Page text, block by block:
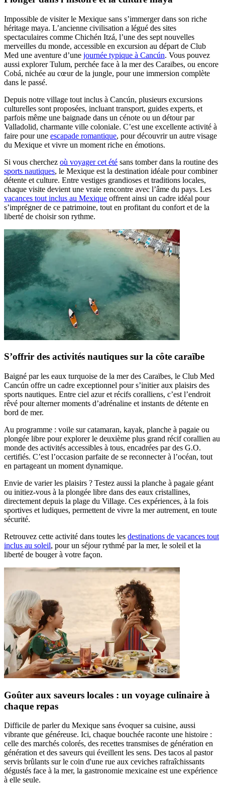
Impossible de visiter le Mexique sans s’immerger dans son riche
héritage maya. L’ancienne civilisation a légué des sites
spectaculaires comme Chichén Itzá, l’une des sept nouvelles
merveilles du monde, accessible en excursion au départ de Club
Med une aventure d’une journée typique à Cancún. Vous pouvez
aussi explorer Tulum, perchée face à la mer des Caraïbes, ou encore
Cobá, nichée au cœur de la jungle, pour une immersion complète
dans le passé.
Depuis notre village tout inclus à Cancún, plusieurs excursions
culturelles sont proposées, incluant transport, guides experts, et
parfois même une baignade dans un cénote ou un détour par
Valladolid, charmante ville coloniale. C’est une excellente activité à
faire pour une escapade romantique, pour découvrir un autre visage
du Mexique et vivre un moment riche en émotions.
Si vous cherchez où voyager cet été sans tomber dans la routine des
sports nautiques, le Mexique est la destination idéale pour combiner
détente et culture. Entre vestiges grandioses et traditions locales,
chaque visite devient une vraie rencontre avec l’âme du pays. Les
vacances tout inclus au Mexique offrent ainsi un cadre idéal pour
s’imprégner de ce patrimoine, tout en profitant du confort et de la
liberté de choisir son rythme.
S’offrir des activités nautiques sur la côte caraïbe
Baigné par les eaux turquoise de la mer des Caraïbes, le Club Med
Cancún offre un cadre exceptionnel pour s’initier aux plaisirs des
sports nautiques. Entre ciel azur et récifs coralliens, c’est l’endroit
rêvé pour alterner moments d’adrénaline et instants de détente en
bord de mer.
Au programme : voile sur catamaran, kayak, planche à pagaie ou
plongée libre pour explorer le deuxième plus grand récif corallien au
monde des activités accessibles à tous, encadrées par des G.O.
certifiés. C’est l’occasion parfaite de se reconnecter à l’océan, tout
en partageant un moment dynamique.
Envie de varier les plaisirs ? Testez aussi la planche à pagaie géant
ou initiez-vous à la plongée libre dans des eaux cristallines,
directement depuis la plage du Village. Ces expériences, à la fois
sportives et ludiques, permettent de vivre la mer autrement, en toute
sécurité.
Retrouvez cette activité dans toutes les destinations de vacances tout
inclus au soleil, pour un séjour rythmé par la mer, le soleil et la
liberté de bouger à votre façon.
Goûter aux saveurs locales : un voyage culinaire à
chaque repas
Difficile de parler du Mexique sans évoquer sa cuisine, aussi
vibrante que généreuse. Ici, chaque bouchée raconte une histoire :
celle des marchés colorés, des recettes transmises de génération en
génération et des saveurs qui éveillent les sens. Des tacos al pastor
servis brûlants sur le coin d'une rue aux ceviches rafraîchissants
dégustés face à la mer, la gastronomie mexicaine est une expérience
à elle seule.